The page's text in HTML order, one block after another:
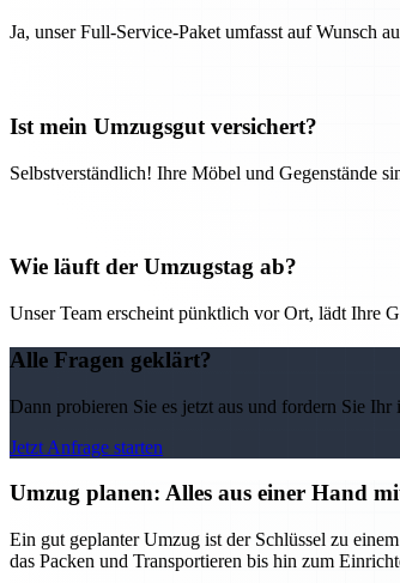
Ja, unser Full-Service-Paket umfasst auf Wunsch
Ist mein Umzugsgut versichert?
Selbstverständlich! Ihre Möbel und Gegenstände
Wie läuft der Umzugstag ab?
Unser Team erscheint pünktlich vor Ort, lädt Ihre
Alle Fragen geklärt?
Dann probieren Sie es jetzt aus und fordern Sie
Jetzt Anfrage starten
Umzug planen: Alles aus einer Hand
Ein gut geplanter Umzug ist der Schlüssel zu
das Packen und Transportieren bis hin zum